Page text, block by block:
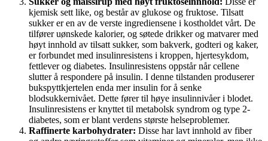
kjemisk sett like, og består av glukose og fruktose. Tilsatt
sukker er en av de verste ingrediensene i kostholdet vårt. De
tilfører uønskede kalorier, og søtede drikker og matvarer med
høyt innhold av tilsatt sukker, som bakverk, godteri og kaker,
er forbundet med insulinresistens i kroppen, hjertesykdom,
fettlever og diabetes. Insulinresistens oppstår når cellene
slutter å respondere på insulin. I denne tilstanden produserer
bukspyttkjertelen enda mer insulin for å senke
blodsukkernivået. Dette fører til høye insulinnivåer i blodet.
Insulinresistens er knyttet til metabolsk syndrom og type 2-
diabetes, som er blant verdens største helseproblemer.
Raffinerte karbohydrater: Disse har lavt innhold av fiber